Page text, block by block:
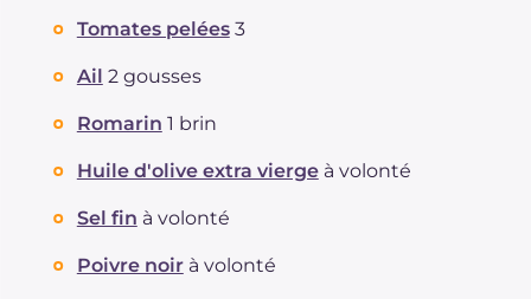
Tomates pelées 3
Ail 2 gousses
Romarin 1 brin
Huile d'olive extra vierge à volonté
Sel fin à volonté
Poivre noir à volonté